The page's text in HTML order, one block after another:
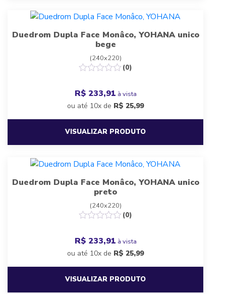
Duedrom Dupla Face Monâco, YOHANA unico
bege
(240x220)
(0)
R$ 233,91 à vista
ou até 10x de R$ 25,99
VISUALIZAR PRODUTO
Duedrom Dupla Face Monâco, YOHANA unico
preto
(240x220)
(0)
R$ 233,91 à vista
ou até 10x de R$ 25,99
VISUALIZAR PRODUTO